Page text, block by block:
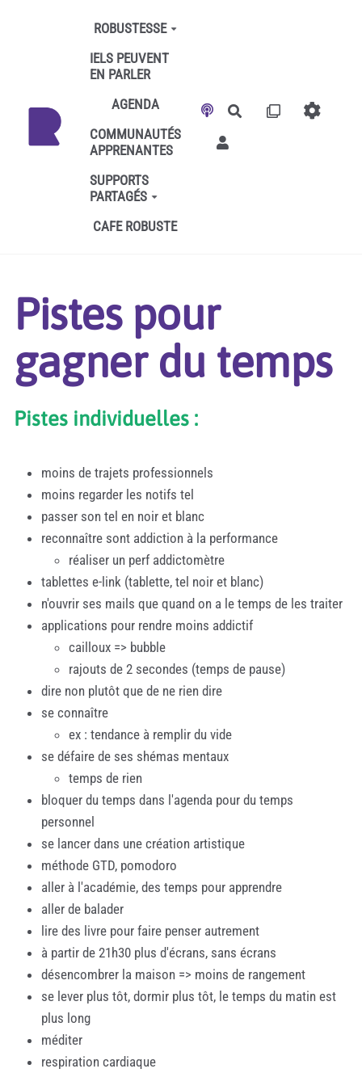
Aller au contenu principal
ROBUSTESSE
IELS PEUVENT
EN PARLER
AGENDA
COMMUNAUTÉS
APPRENANTES
SUPPORTS
PARTAGÉS
CAFE ROBUSTE
Rechercher
Pistes pour
gagner du temps
Pistes individuelles :
moins de trajets professionnels
moins regarder les notifs tel
passer son tel en noir et blanc
reconnaître sont addiction à la performance
réaliser un perf addictomètre
tablettes e-link (tablette, tel noir et blanc)
n'ouvrir ses mails que quand on a le temps de les traiter
applications pour rendre moins addictif
cailloux => bubble
rajouts de 2 secondes (temps de pause)
dire non plutôt que de ne rien dire
se connaître
ex : tendance à remplir du vide
se défaire de ses shémas mentaux
temps de rien
bloquer du temps dans l'agenda pour du temps
personnel
se lancer dans une création artistique
méthode GTD, pomodoro
aller à l'académie, des temps pour apprendre
aller de balader
lire des livre pour faire penser autrement
à partir de 21h30 plus d'écrans, sans écrans
désencombrer la maison => moins de rangement
se lever plus tôt, dormir plus tôt, le temps du matin est
plus long
méditer
respiration cardiaque